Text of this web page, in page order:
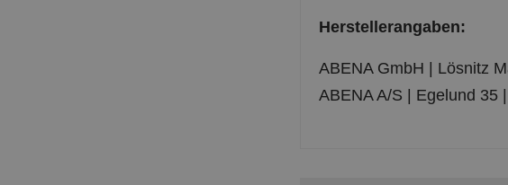
Herstellerangaben:
ABENA GmbH | Lösnitz
ABENA A/S | Egelund 35